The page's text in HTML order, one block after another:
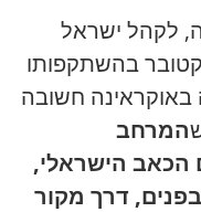
לקהל ישראל
הנושא של 7 באוקטובר בהשתקפותו
באוקראינה חשובה
המרחב
הכאב הישראלי,
דרך מקור